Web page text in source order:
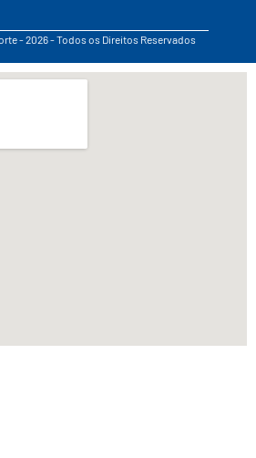
- 2026 - Todos os Direitos Reservados